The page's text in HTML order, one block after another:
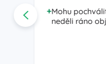
Mohu pochválit
neděli ráno